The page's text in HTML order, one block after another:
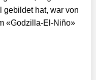
gebildet hat, war von
«Godzilla-El-Niño»